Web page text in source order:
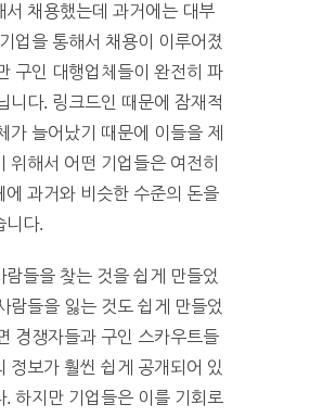
서 채용했는데 과거에는 대부
업을 통해서 채용이 이루어졌
구인 대행업체들이 완전히 파
니다. 링크드인 때문에 잠재적
가 늘어났기 때문에 이들을 제
위해서 어떤 기업들은 여전히
에 과거와 비슷한 수준의 돈을
니다.
람들을 찾는 것을 쉽게 만들었
람들을 잃는 것도 쉽게 만들었
경쟁자들과 구인 스카우트들
정보가 훨씬 쉽게 공개되어 있
. 하지만 기업들은 이를 기회로